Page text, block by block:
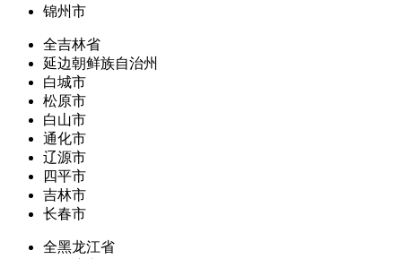
锦州市
全吉林省
延边朝鲜族自治州
白城市
松原市
白山市
通化市
辽源市
四平市
吉林市
长春市
全黑龙江省